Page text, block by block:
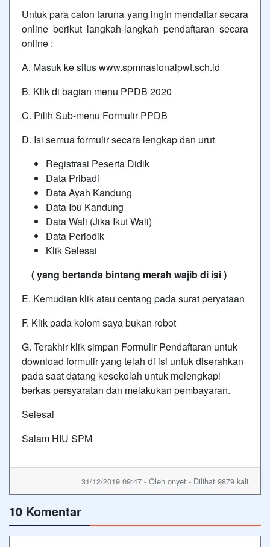
Untuk para calon taruna yang ingin mendaftar secara
online berikut langkah-langkah pendaftaran secara
online :
A. Masuk ke situswww.spmnasionalpwt.sch.id
B. Klik di bagian menu PPDB 2020
C. Pilih Sub-menu Formulir PPDB
D. Isi semua formulir secara lengkap dan urut
Registrasi Peserta Didik
Data Pribadi
Data Ayah Kandung
Data Ibu Kandung
Data Wali (Jika Ikut Wali)
Data Periodik
Klik Selesai
( yang bertanda bintang merah wajib di isi )
E. Kemudian klik atau centang pada surat peryataan
F. Klik pada kolom saya bukan robot
G. Terakhir klik simpan Formulir Pendaftaran untuk
download formulir yang telah di isi untuk diserahkan
pada saat datang kesekolah untuk melengkapi
berkas persyaratan dan melakukan pembayaran.
Selesai
Salam HIU SPM
31/12/2019 09:47 - Oleh onyet - Dilihat 9879 kali
10 Komentar